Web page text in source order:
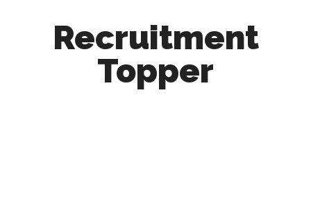
Recruitment
Topper